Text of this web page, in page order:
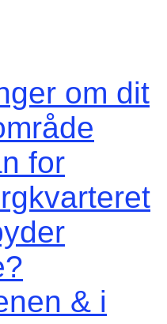
om dit
for
& i